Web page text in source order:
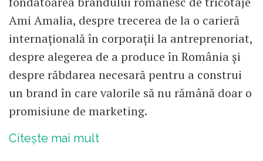
Ami Amalia, despre trecerea de la o carieră
internațională în corporații la antreprenoriat,
despre alegerea de a produce în România și
despre răbdarea necesară pentru a construi
un brand în care valorile să nu rămână doar o
promisiune de marketing.
Citește mai mult